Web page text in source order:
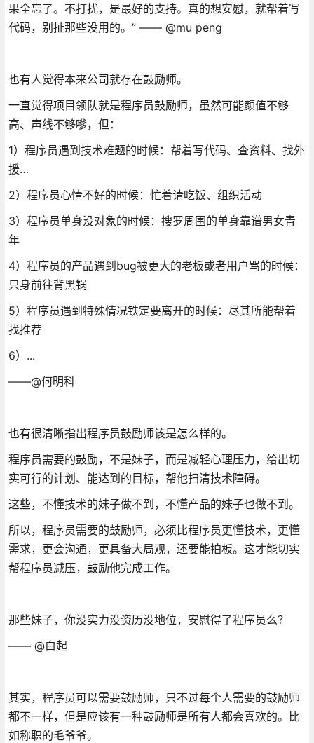
果全忘了。不打扰，是最好的支持。真的想安慰，就帮着写
代码，别扯那些没用的。” —— @mu peng
也有人觉得本来公司就存在鼓励师。
一直觉得项目领队就是程序员鼓励师，虽然可能颜值不够
高、声线不够嗲，但：
1）程序员遇到技术难题的时候：帮着写代码、查资料、找外
援…
2）程序员心情不好的时候：忙着请吃饭、组织活动
3）程序员单身没对象的时候：搜罗周围的单身靠谱男女青
年
4）程序员的产品遇到bug被更大的老板或者用户骂的时候：
只身前往背黑锅
5）程序员遇到特殊情况铁定要离开的时候：尽其所能帮着
找推荐
6）...
——@何明科
也有很清晰指出程序员鼓励师该是怎么样的。
程序员需要的鼓励，不是妹子，而是减轻心理压力，给出切
实可行的计划、能达到的目标，帮他扫清技术障碍。
这些，不懂技术的妹子做不到，不懂产品的妹子也做不到。
所以，程序员需要的鼓励师，必须比程序员更懂技术，更懂
需求，更会沟通，更具备大局观，还要能拍板。这才能切实
帮程序员减压，鼓励他完成工作。
那些妹子，你没实力没资历没地位，安慰得了程序员么？
—— @白起
其实，程序员可以需要鼓励师，只不过每个人需要的鼓励师
都不一样，但是应该有一种鼓励师是所有人都会喜欢的。比
如称职的毛爷爷。